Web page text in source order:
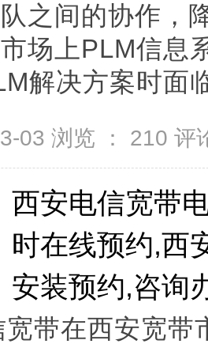
之间的协作，
场上PLM信息
解决方案时面
03 浏览 ： 210 评
西安电信宽带
时在线预约,西
安装预约,咨询
带在西安宽